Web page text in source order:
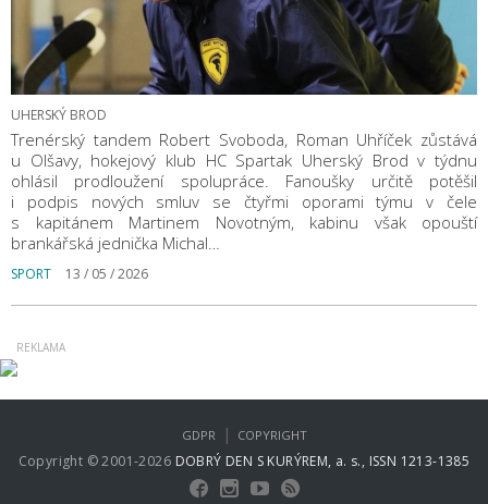
UHERSKÝ BROD
Trenérský tandem Robert Svoboda, Roman Uhříček zůstává
u Olšavy, hokejový klub HC Spartak Uherský Brod v týdnu
ohlásil prodloužení spolupráce. Fanoušky určitě potěšil
i podpis nových smluv se čtyřmi oporami týmu v čele
s kapitánem Martinem Novotným, kabinu však opouští
brankářská jednička Michal…
SPORT 13 / 05 / 2026
Copyright © 2001-2026 DOBRÝ DEN S KURÝREM, a. s., ISSN 1213-1385
GDPR | COPYRIGHT